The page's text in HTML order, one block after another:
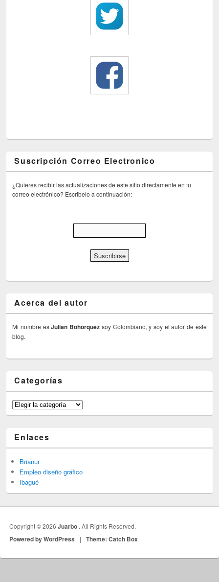
Suscripción Correo Electronico
¿Quieres recibir las actualizaciones de este sitio directamente en tu
correo electrónico? Escribelo a continuación:
Acerca del autor
Mi nombre esJulian Bohorquez soy Colombiano, y soy el autor de este
blog.
Categorías
Categorías
Enlaces
Brianur
Empleo diseño gráfico
Ibagué
Copyright © 2026Juarbo . All Rights Reserved.
Powered by WordPress | Theme: Catch Box